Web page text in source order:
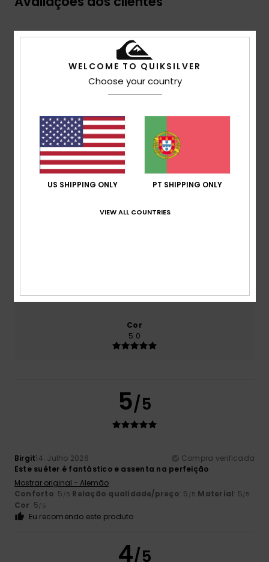
Pontuação média
4.5/5
baseado em2 avaliações verificadasdesde Abril
50% dos nossos clientes recomendam este
produto
Conforto
Cor
5.0
5/5
Birgit14. Julho 2026
Compra verificada
Este suéter é fantástico e assenta na perfeição
Mostrar original - Alemão
Conforto: 5 /5 Relação qualidade/preço: 5 /5 Material: 5/5
Cor: 5/5
Eu recomendo este produto
4/5
WELCOME TO QUIKSILVER
Choose your country
US SHIPPING ONLY PT SHIPPING ONLY
VIEW ALL COUNTRIES